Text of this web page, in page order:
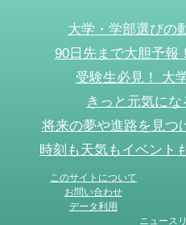
大学・学部選びの
90日先まで大胆予報
受験生必見！ 大
きっと元気に
将来の夢や進路を見つ
時刻も天気もイベント
このサイトについて
お問い合わせ
データ利用
ニュース